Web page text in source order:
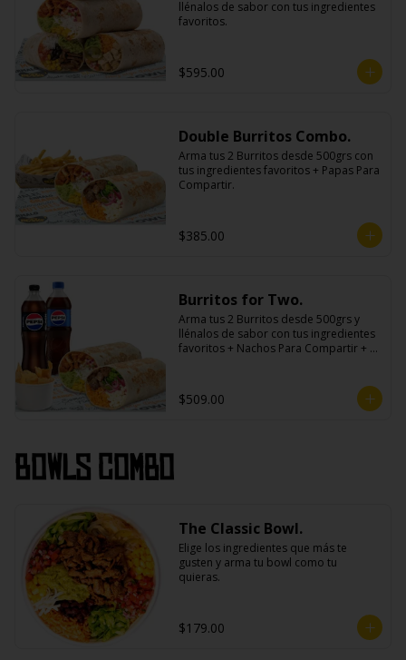
llénalos de sabor con tus ingredientes
favoritos.
$595.00
Double Burritos Combo.
Arma tus 2 Burritos desde 500grs con
tus ingredientes favoritos + Papas Para
Compartir.
$385.00
Burritos for Two.
Arma tus 2 Burritos desde 500grs y
llénalos de sabor con tus ingredientes
favoritos + Nachos Para Compartir + 2
$509.00
Bowls Combo
The Classic Bowl.
Elige los ingredientes que más te
gusten y arma tu bowl como tu
quieras.
$179.00